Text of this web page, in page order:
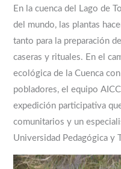
En la cuenca del Lago de
del mundo, las plantas
tanto para la preparación
caseras y rituales. En el
ecológica de la Cuenca
pobladores, el equipo
expedición participativa
comunitarios y un
Universidad Pedagógica y